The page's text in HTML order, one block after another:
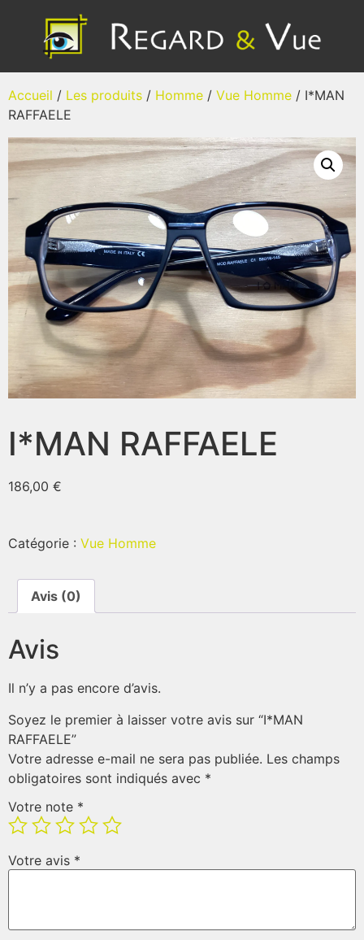
Accueil / Les produits / Homme / Vue Homme / I*MAN
RAFFAELE
I*MAN RAFFAELE
186,00 €
Catégorie : Vue Homme
Avis (0)
Avis
Il n’y a pas encore d’avis.
Soyez le premier à laisser votre avis sur “I*MAN
RAFFAELE”
Votre adresse e-mail ne sera pas publiée. Les champs
obligatoires sont indiqués avec *
Votre note *
Votre avis *